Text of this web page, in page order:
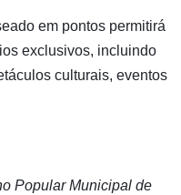
em pontos permitirá
exclusivos, incluindo
culturais, eventos
Popular Municipal de